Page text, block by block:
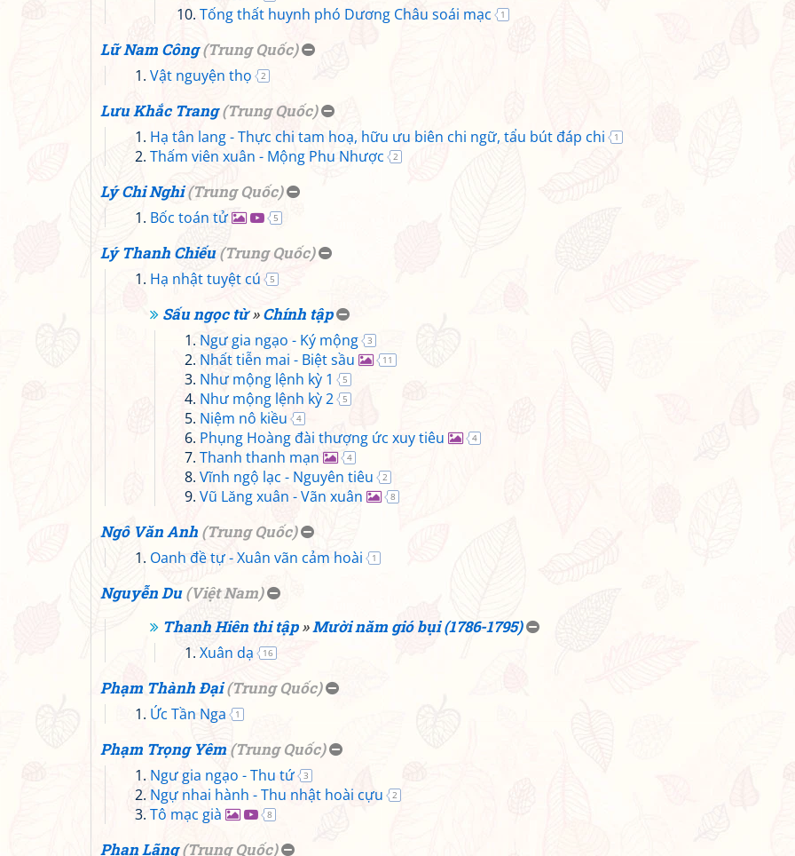
Tống thất huynh phó Dương Châu soái mạc 1
Lữ Nam Công (Trung Quốc)
Vật nguyện thọ 2
Lưu Khắc Trang (Trung Quốc)
Hạ tân lang - Thực chi tam hoạ, hữu ưu biên chi ngữ, tẩu bút đáp chi 1
Thấm viên xuân - Mộng Phu Nhược 2
Lý Chi Nghi (Trung Quốc)
Bốc toán tử 5
Lý Thanh Chiếu (Trung Quốc)
Hạ nhật tuyệt cú 5
Sấu ngọc từ»Chính tập
Ngư gia ngạo - Ký mộng 3
Nhất tiễn mai - Biệt sầu 11
Như mộng lệnh kỳ 1 5
Như mộng lệnh kỳ 2 5
Niệm nô kiều 4
Phụng Hoàng đài thượng ức xuy tiêu 4
Thanh thanh mạn 4
Vĩnh ngộ lạc - Nguyên tiêu 2
Vũ Lăng xuân - Vãn xuân 8
Ngô Văn Anh (Trung Quốc)
Oanh đề tự - Xuân vãn cảm hoài 1
Nguyễn Du (Việt Nam)
Thanh Hiên thi tập»Mười năm gió bụi (1786-1795)
Xuân dạ 16
Phạm Thành Đại (Trung Quốc)
Ức Tần Nga 1
Phạm Trọng Yêm (Trung Quốc)
Ngư gia ngạo - Thu tứ 3
Ngự nhai hành - Thu nhật hoài cựu 2
Tô mạc già 8
Phan Lãng (Trung Quốc)